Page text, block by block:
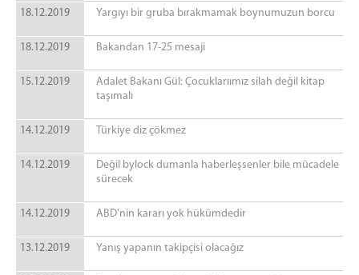
18.12.2019 Yargıyı bir gruba bırakmamak boynumuzun borcu
18.12.2019 Bakandan 17-25 mesaji
15.12.2019
Adalet Bakanı Gül: Çocuklarıımız silah değil kitap
taşımalı
14.12.2019 Türkiye diz çökmez
14.12.2019
Değil bylock dumanla haberleşsenler bile mücadele
sürecek
14.12.2019 ABD'nin kararı yok hükümdedir
13.12.2019 Yanış yapanın takipçisi olacağız